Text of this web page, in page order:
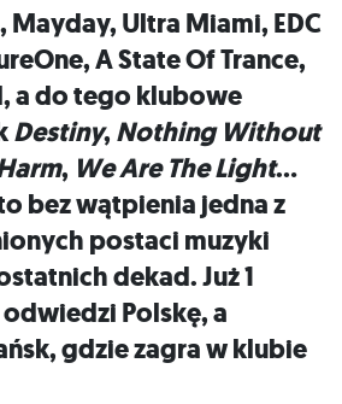
Ultra Miami, EDC
A State Of Trance,
a do tego klubowe
Destiny, Nothing Without
, We Are The Light…
bez wątpienia jedna z
postaci muzyki
dekad. Już 1
Polskę, a
gdzie zagra w klubie